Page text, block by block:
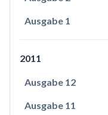
Ausgabe 1
2011
Ausgabe 12
Ausgabe 11